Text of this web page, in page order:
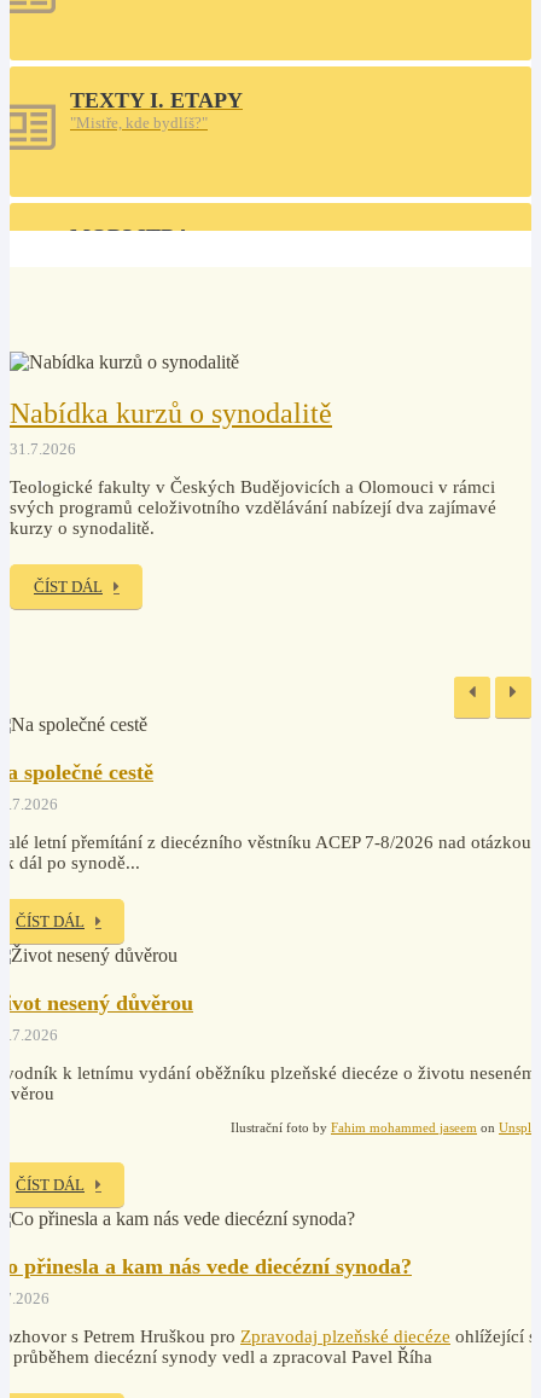
TEXTY I. ETAPY
"Mistře, kde bydlíš?"
MODLITBA
MULTIMÉDIA
Nabídka kurzů o synodalitě
31.7.2026
Teologické fakulty v Českých Budějovicích a Olomouci v rámci
svých programů celoživotního vzdělávání nabízejí dva zajímavé
kurzy o synodalitě.
ČÍST DÁL
společné cestě
letní přemítání z diecézního věstníku ACEP 7-8/2026 nad otázkou,
dál po synodě...
ČÍST DÁL
nesený důvěrou
k letnímu vydání oběžníku plzeňské diecéze o životu neseném
Ilustrační foto by Fahim mohammed jaseem on
ČÍST DÁL
přinesla a kam nás vede diecézní synoda?
s Petrem Hruškou pro Zpravodaj plzeňské diecéze ohlížející
průběhem diecézní synody vedl a zpracoval Pavel Říha